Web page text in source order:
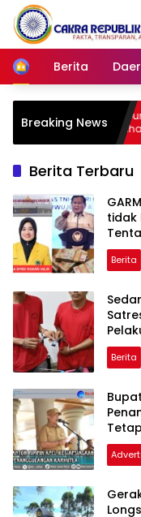
Langsung
konten
Home
Berita
Breaking News
Polsek KSKP Dumai
Perkuat Ketahanan
Berita Terbaru
tidak Ikuti Arahan Presiden Prabowo
Berita
Berita
CAKRA
REPUBLIK